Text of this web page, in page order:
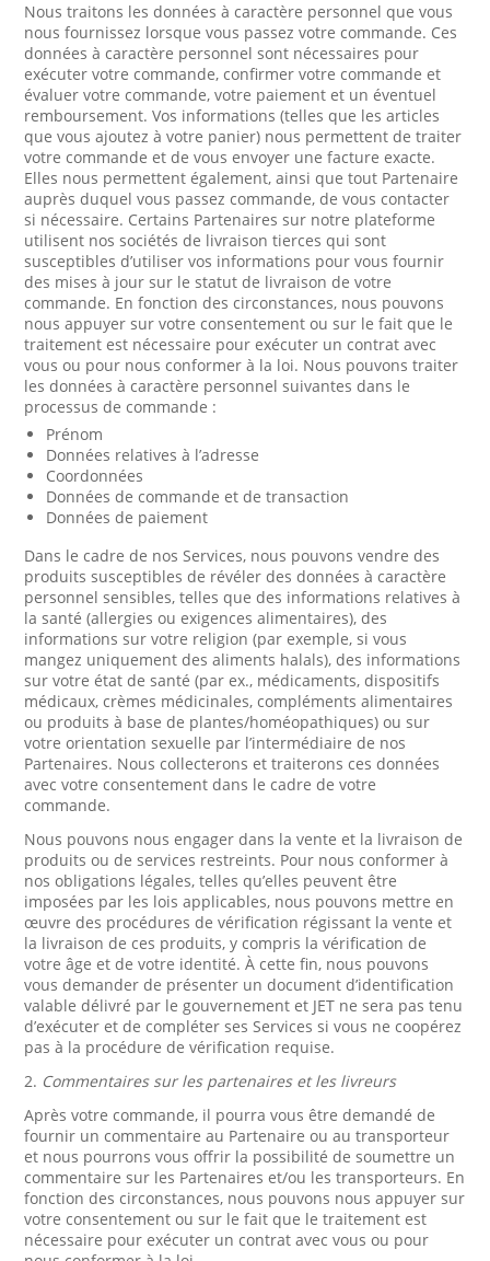
Nous traitons les données à caractère personnel que vous
nous fournissez lorsque vous passez votre commande. Ces
données à caractère personnel sont nécessaires pour
exécuter votre commande, confirmer votre commande et
évaluer votre commande, votre paiement et un éventuel
remboursement. Vos informations (telles que les articles
que vous ajoutez à votre panier) nous permettent de traiter
votre commande et de vous envoyer une facture exacte.
Elles nous permettent également, ainsi que tout Partenaire
auprès duquel vous passez commande, de vous contacter
si nécessaire. Certains Partenaires sur notre plateforme
utilisent nos sociétés de livraison tierces qui sont
susceptibles d’utiliser vos informations pour vous fournir
des mises à jour sur le statut de livraison de votre
commande. En fonction des circonstances, nous pouvons
nous appuyer sur votre consentement ou sur le fait que le
traitement est nécessaire pour exécuter un contrat avec
vous ou pour nous conformer à la loi. Nous pouvons traiter
les données à caractère personnel suivantes dans le
processus de commande :
Prénom
Données relatives à l’adresse
Coordonnées
Données de commande et de transaction
Données de paiement
Dans le cadre de nos Services, nous pouvons vendre des
produits susceptibles de révéler des données à caractère
personnel sensibles, telles que des informations relatives à
la santé (allergies ou exigences alimentaires), des
informations sur votre religion (par exemple, si vous
mangez uniquement des aliments halals), des informations
sur votre état de santé (par ex., médicaments, dispositifs
médicaux, crèmes médicinales, compléments alimentaires
ou produits à base de plantes/homéopathiques) ou sur
votre orientation sexuelle par l’intermédiaire de nos
Partenaires. Nous collecterons et traiterons ces données
avec votre consentement dans le cadre de votre
commande.
Nous pouvons nous engager dans la vente et la livraison de
produits ou de services restreints. Pour nous conformer à
nos obligations légales, telles qu’elles peuvent être
imposées par les lois applicables, nous pouvons mettre en
œuvre des procédures de vérification régissant la vente et
la livraison de ces produits, y compris la vérification de
votre âge et de votre identité. À cette fin, nous pouvons
vous demander de présenter un document d’identification
valable délivré par le gouvernement et JET ne sera pas tenu
d’exécuter et de compléter ses Services si vous ne coopérez
pas à la procédure de vérification requise.
2. Commentaires sur les partenaires et les livreurs
Après votre commande, il pourra vous être demandé de
fournir un commentaire au Partenaire ou au transporteur
et nous pourrons vous offrir la possibilité de soumettre un
commentaire sur les Partenaires et/ou les transporteurs. En
fonction des circonstances, nous pouvons nous appuyer sur
votre consentement ou sur le fait que le traitement est
nécessaire pour exécuter un contrat avec vous ou pour